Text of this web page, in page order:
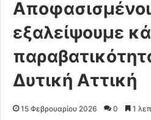
εξαλείψουμε
Δυτική Αττική
15 Φεβρουαρίου 2026 0 1